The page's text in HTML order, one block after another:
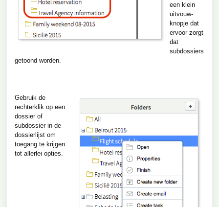
een klein
uitvouw-
knopje dat
ervoor zorgt
dat
subdossiers
getoond worden.
Gebruik de
rechterklik op een
dossier of
subdossier in de
dossierlijst om
toegang te krijgen
tot allerlei opties.